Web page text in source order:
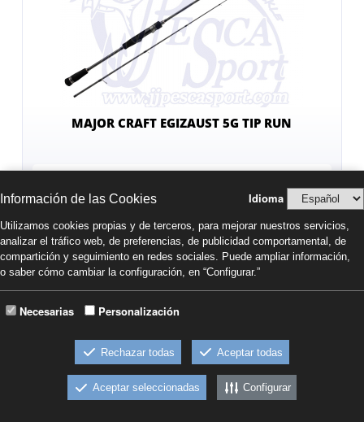
MAJOR CRAFT EGIZAUST 5G TIP RUN
-EZ5TE-S682ML
Información de las Cookies Idioma
Utilizamos cookies propias y de terceros, para mejorar nuestros servicios,
analizar el tráfico web, de preferencias, de publicidad comportamental, de
compartición y seguimiento en redes sociales. Puede ampliar información,
o saber cómo cambiar la configuración, en “Configurar.”
Necesarias Personalización
Rechazar todas Aceptar todas
Aceptar seleccionadas Configurar